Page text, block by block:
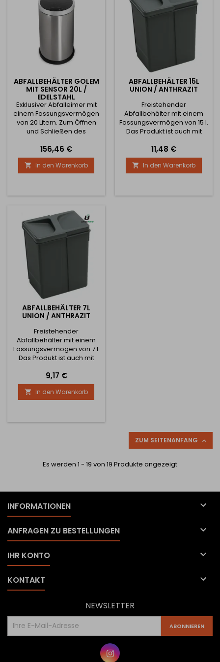
Jedes Fach verfügt...
ABFALLBEHÄLTER GOLEM
MIT SENSOR 20L /
EDELSTAHL
Exklusiver Abfalleimer mit
einem Fassungsvermögen
von 20 Litern. Zum Öffnen
und Schließen des
Ihre Hände benutzen,
sondern der Behälter öffnet
und schließt sich mit Hilfe
eines Sensors von selbst. Es
manuell zu öffnen und zu
gehören auch die Baterien
und ein Netzkabel um die
aufzuladen....
Preis
156,46 €
 In den Warenkorb
ABFALLBEHÄLTER 15L
UNION / ANTHRAZIT
Freistehender
Abfallbehälter mit einem
Fassungsvermögen von 15 l.
Das Produkt ist auch mit
für freistehende oder in
einer Schublade.
Preis
11,48 €
 In den Warenkorb
ABFALLBEHÄLTER 7L
UNION / ANTHRAZIT
Freistehender
Abfallbehälter mit einem
Fassungsvermögen von 7 l.
Das Produkt ist auch mit
für freistehende oder in
einer Schublade.
Preis
9,17 €
 In den Warenkorb
ZUM SEITENANFANG 
Es werden 1 - 19 von 19 Produkte angezeigt
INFORMATIONEN 
ANFRAGEN ZU BESTELLUNGEN 
IHR KONTO 
KONTAKT 
NEWSLETTER